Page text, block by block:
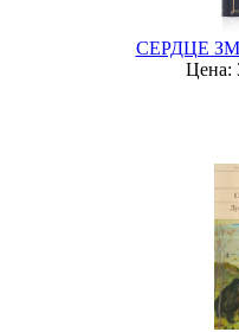
СЕРДЦЕ
Цена: